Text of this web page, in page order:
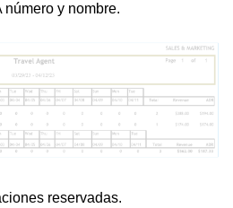
número y nombre.
reservadas.